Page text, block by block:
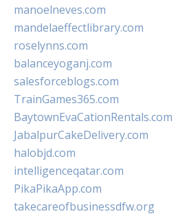
manoelneves.com
mandelaeffectlibrary.com
roselynns.com
balanceyoganj.com
salesforceblogs.com
TrainGames365.com
BaytownEvaCationRentals.com
JabalpurCakeDelivery.com
halobjd.com
intelligenceqatar.com
PikaPikaApp.com
takecareofbusinessdfw.org